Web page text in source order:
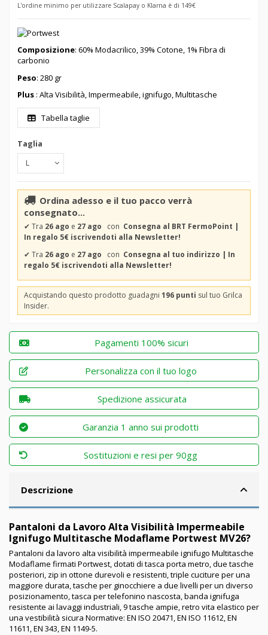
L'ordine minimo per utilizzare Scalapay o Klarna è di 149€
Composizione: 60% Modacrilico, 39% Cotone, 1% Fibra di
carbonio
Peso: 280 gr
Plus : Alta Visibilità, Impermeabile, ignifugo, Multitasche
Tabella taglie
Taglia
Ordina adesso e il tuo pacco verrà
consegnato...
✔ Tra 26 ago e 27 ago con Consegna al BRT FermoPoint |
In regalo 5€ iscrivendoti alla Newsletter!
✔ Tra 26 ago e 27 ago con Consegna al tuo indirizzo | In
regalo 5€ iscrivendoti alla Newsletter!
Acquistando questo prodotto guadagni 196 punti sul tuo Grilca
Insider.
Pagamenti 100% sicuri
Personalizza con il tuo logo
Spedizione assicurata
Garanzia 1 anno sui prodotti
Sostituzioni e resi per 90gg
Descrizione
Pantaloni da Lavoro Alta Visibilità Impermeabile
Ignifugo Multitasche Modaflame Portwest MV26?
Pantaloni da lavoro alta visibilità impermeabile ignifugo Multitasche
Modaflame firmati Portwest, dotati di tasca porta metro, due tasche
posteriori, zip in ottone durevoli e resistenti, triple cuciture per una
maggiore durata, tasche per ginocchiere a due livelli per un diverso
posizionamento, tasca per telefonino nascosta, banda ignifuga
resistente ai lavaggi industriali, 9 tasche ampie, retro vita elastico per
una vestibilità sicura Normative: EN ISO 20471, EN ISO 11612, EN
11611, EN 343, EN 1149-5.